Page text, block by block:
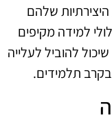
שלהם
למידה מקיפים
להוביל לעלייה
תלמידים.